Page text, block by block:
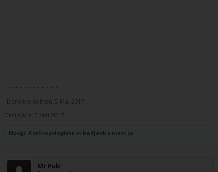
.
.......... ... ..... .. .. ..... .
Dernière édition: 5 Mai 2017
Cécile&Ea, 5 Mai 2017
Noogi, Anthropologiste et badjack aiment ça.
Mr Pub